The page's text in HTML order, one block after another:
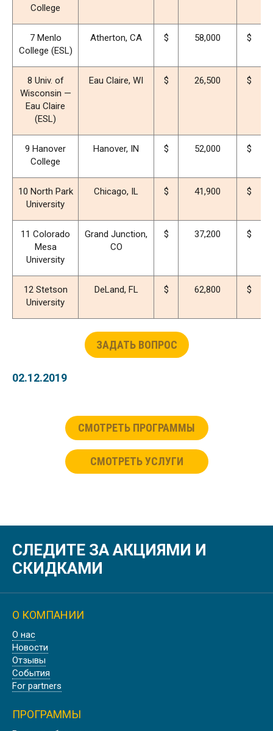
College
7 Menlo
College (ESL)
Atherton, CA $ 58,000 $
8 Univ. of
Wisconsin —
Eau Claire
(ESL)
Eau Claire, WI $ 26,500 $
9 Hanover
College
Hanover, IN $ 52,000 $
10 North Park
University
Chicago, IL $ 41,900 $
11 Colorado
Mesa
University
Grand Junction,
CO
$ 37,200 $
12 Stetson
University
DeLand, FL $ 62,800 $
ЗАДАТЬ ВОПРОС
02.12.2019
СМОТРЕТЬ ПРОГРАММЫ
СМОТРЕТЬ УСЛУГИ
СЛЕДИТЕ ЗА АКЦИЯМИ И
СКИДКАМИ
О КОМПАНИИ
О нас
Новости
Отзывы
События
For partners
ПРОГРАММЫ